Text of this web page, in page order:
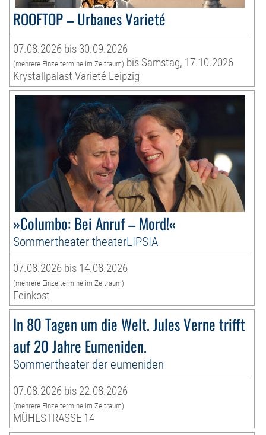
ROOFTOP – Urbanes Varieté
07.08.2026 bis 30.09.2026
(mehrere Einzeltermine im Zeitraum) bis Samstag, 17.10.2026
Krystallpalast Varieté Leipzig
»Columbo: Bei Anruf – Mord!«
Sommertheater theaterLIPSIA
07.08.2026 bis 14.08.2026
(mehrere Einzeltermine im Zeitraum)
Feinkost
In 80 Tagen um die Welt. Jules Verne trifft
auf 20 Jahre Eumeniden.
Sommertheater der eumeniden
07.08.2026 bis 22.08.2026
(mehrere Einzeltermine im Zeitraum)
MÜHLSTRASSE 14